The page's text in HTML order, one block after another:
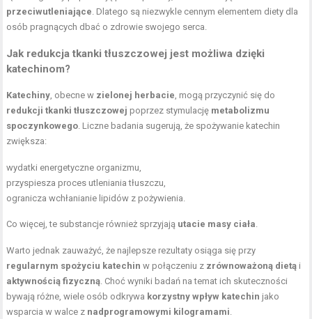
przeciwutleniające. Dlatego są niezwykle cennym elementem diety dla
osób pragnących dbać o zdrowie swojego serca.
Jak redukcja tkanki tłuszczowej jest możliwa dzięki
katechinom?
Katechiny, obecne w zielonej herbacie, mogą przyczynić się do
redukcji tkanki tłuszczowej poprzez stymulację metabolizmu
spoczynkowego. Liczne badania sugerują, że spożywanie katechin
zwiększa:
wydatki energetyczne organizmu,
przyspiesza proces utleniania tłuszczu,
ogranicza wchłanianie lipidów z pożywienia.
Co więcej, te substancje również sprzyjają utacie masy ciała.
Warto jednak zauważyć, że najlepsze rezultaty osiąga się przy
regularnym spożyciu katechin w połączeniu z zrównoważoną dietą i
aktywnością fizyczną. Choć wyniki badań na temat ich skuteczności
bywają różne, wiele osób odkrywa korzystny wpływ katechin jako
wsparcia w walce z nadprogramowymi kilogramami.